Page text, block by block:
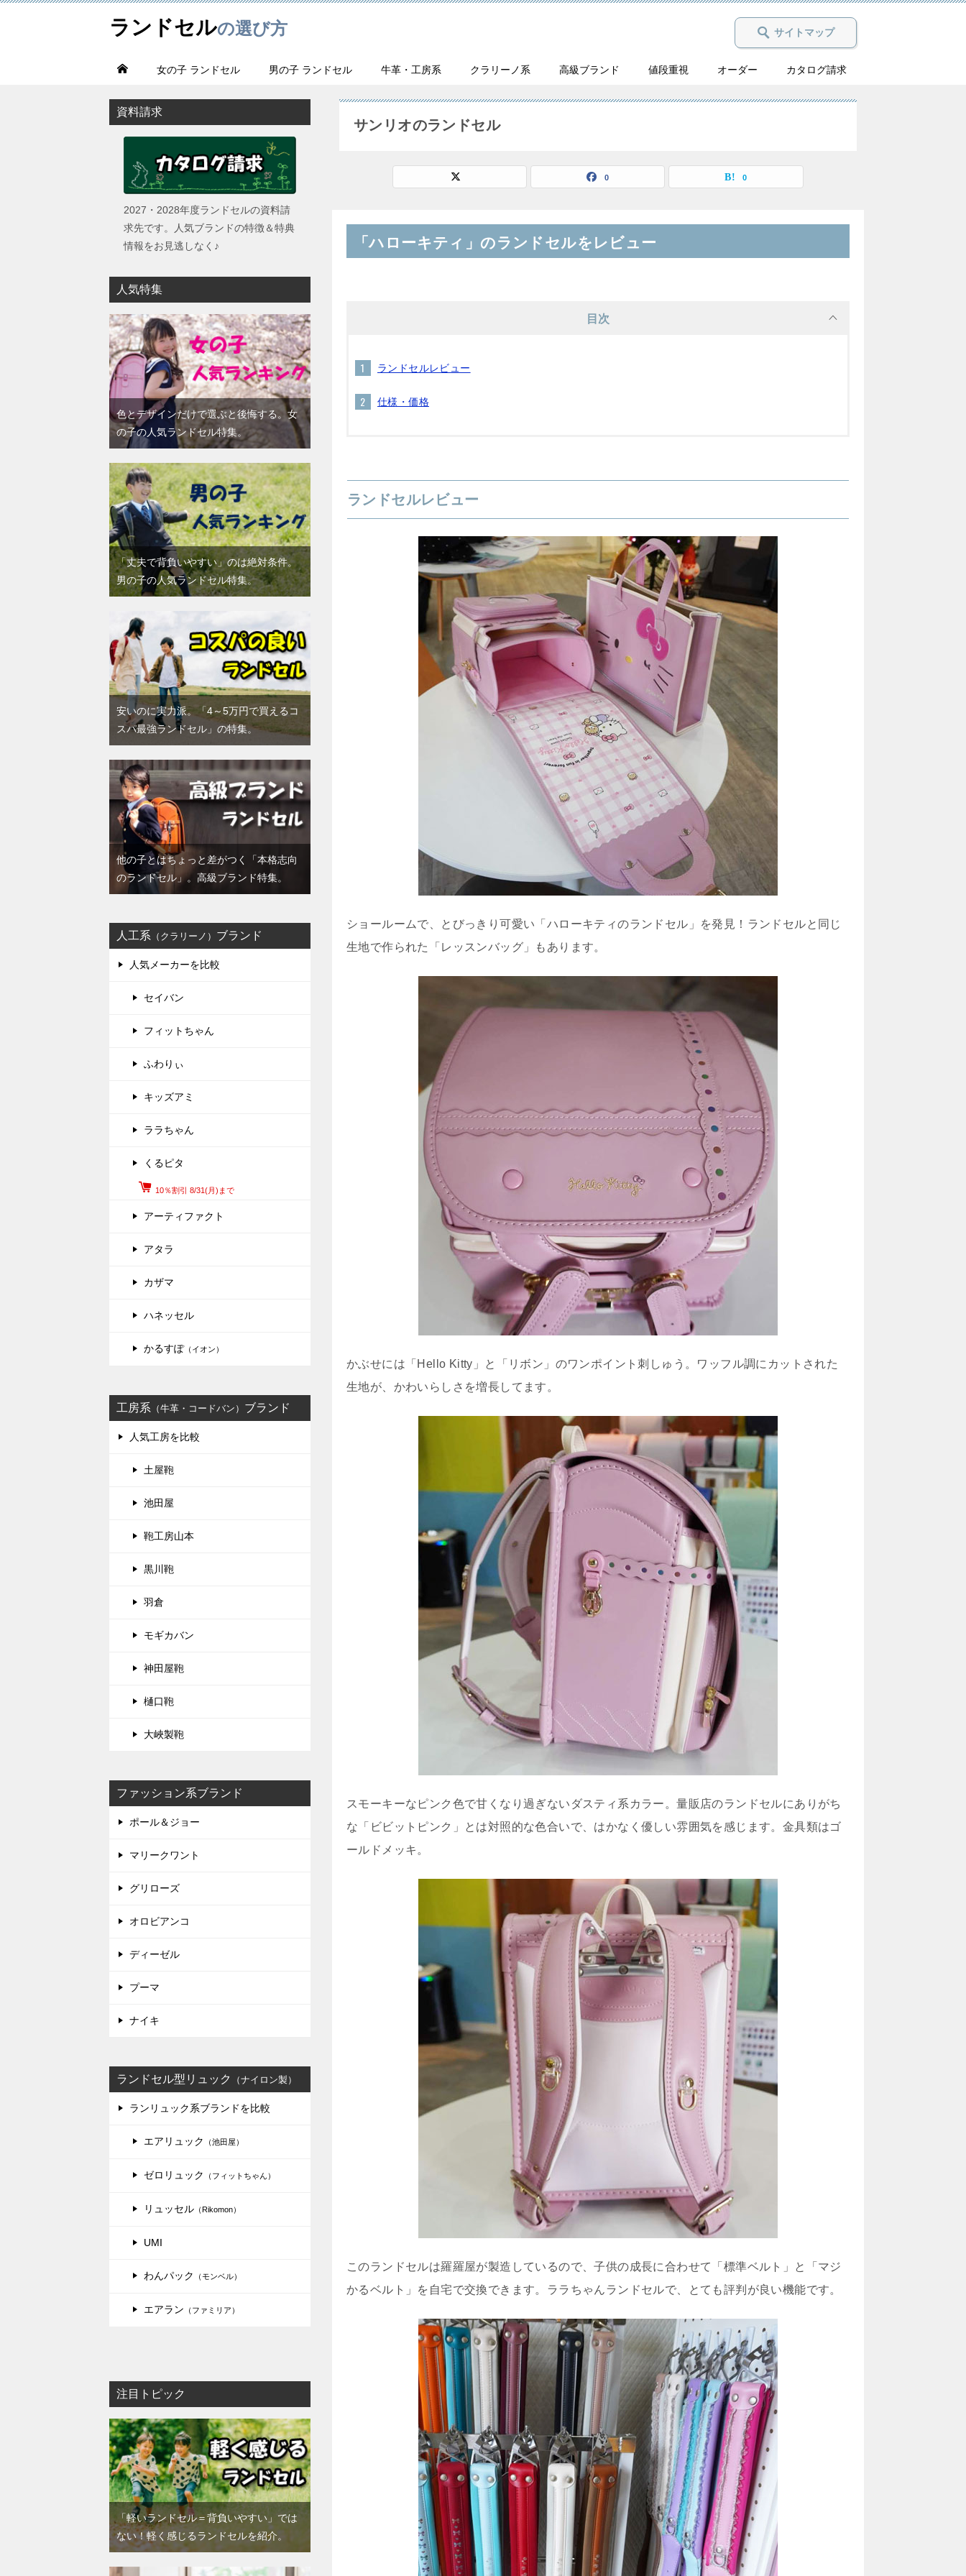
ランドセルの選び方 サイトマップ
女の子 ランドセル 男の子 ランドセル 牛革・工房系 クラリーノ系 高級ブランド 値段重視 オーダー カタログ請求
サンリオのランドセル
0 0
「ハローキティ」のランドセルをレビュー
目次
ランドセルレビュー
仕様・価格
ランドセルレビュー
ショールームで、とびっきり可愛い「ハローキティのランドセル」を発見！ランドセルと同じ
生地で作られた「レッスンバッグ」もあります。
かぶせには「Hello Kitty」と「リボン」のワンポイント刺しゅう。ワッフル調にカットされた
生地が、かわいらしさを増長してます。
スモーキーなピンク色で甘くなり過ぎないダスティ系カラー。量販店のランドセルにありがち
な「ビビットピンク」とは対照的な色合いで、はかなく優しい雰囲気を感じます。金具類はゴ
ールドメッキ。
このランドセルは羅羅屋が製造しているので、子供の成長に合わせて「標準ベルト」と「マジ
かるベルト」を自宅で交換できます。ララちゃんランドセルで、とても評判が良い機能です。
資料請求
2027・2028年度ランドセルの資料請
求先です。人気ブランドの特徴＆特典
情報をお見逃しなく♪
人気特集
色とデザインだけで選ぶと後悔する。女
の子の人気ランドセル特集。
「丈夫で背負いやすい」のは絶対条件。
男の子の人気ランドセル特集。
安いのに実力派。「4～5万円で買えるコ
スパ最強ランドセル」の特集。
他の子とはちょっと差がつく「本格志向
のランドセル」。高級ブランド特集。
人工系 （クラリーノ） ブランド
人気メーカーを比較
セイバン
フィットちゃん
ふわりぃ
キッズアミ
ララちゃん
くるピタ
10％割引 8/31(月)まで
アーティファクト
アタラ
カザマ
ハネッセル
かるすぽ（イオン）
工房系 （牛革・コードバン） ブランド
人気工房を比較
土屋鞄
池田屋
鞄工房山本
黒川鞄
羽倉
モギカバン
神田屋鞄
樋口鞄
大峽製鞄
ファッション系ブランド
ポール＆ジョー
マリークワント
グリローズ
オロビアンコ
ディーゼル
プーマ
ナイキ
ランドセル型リュック （ナイロン製）
ランリュック系ブランドを比較
エアリュック （池田屋）
ゼロリュック （フィットちゃん）
リュッセル （Rikomon）
UMI
わんパック （モンベル）
エアラン （ファミリア）
注目トピック
「軽いランドセル＝背負いやすい」では
ない！軽く感じるランドセルを紹介。